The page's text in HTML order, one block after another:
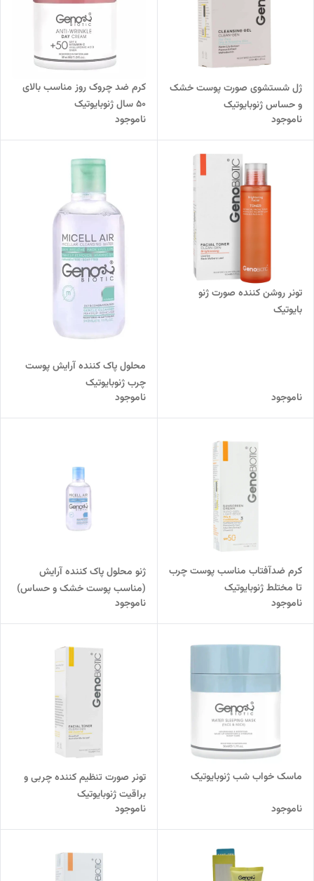
ژل شستشوی صورت پوست خشک
و حساس ژنوبایوتیک
ناموجود
کرم ضد چروک روز مناسب بالای
50 سال ژنوبایوتیک
ناموجود
تونر روشن کننده صورت ژنو
بایوتیک
ناموجود
محلول پاک کننده آرایش پوست
چرب ژنوبایوتیک
ناموجود
کرم ضدآفتاب مناسب پوست چرب
تا مختلط ژنوبایوتیک
ناموجود
ژنو محلول پاک کننده آرایش
(مناسب پوست خشک و حساس)
ژنو بایوتیک
ناموجود
ماسک خواب شب ژنوبایوتیک
ناموجود
تونر صورت تنظیم کننده چربی و
براقیت ژنوبایوتیک
ناموجود